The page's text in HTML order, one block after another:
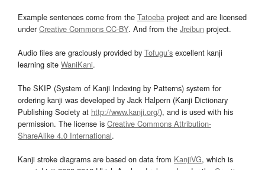
Example sentences come from the Tatoeba project and are licensed
underCreative Commons CC-BY. And from the Jreibun project.
Audio files are graciously provided by Tofugu’s excellent kanji
learning site WaniKani.
The SKIP (System of Kanji Indexing by Patterns) system for
ordering kanji was developed by Jack Halpern (Kanji Dictionary
Publishing Society at http://www.kanji.org/), and is used with his
permission. The license is Creative Commons Attribution-
ShareAlike 4.0 International.
Kanji stroke diagrams are based on data from KanjiVG, which is